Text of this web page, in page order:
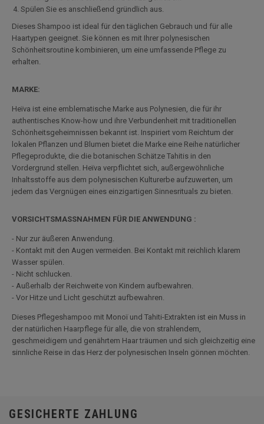
Spülen Sie es anschließend gründlich aus.
Dieses Shampoo ist ideal für den täglichen Gebrauch und für alle
Haartypen geeignet. Sie können es mit Ihrer polynesischen
Schönheitsroutine kombinieren, um eine umfassende Pflege zu
erhalten.
MARKE:
Heïva ist eine emblematische Marke aus Polynesien, die für ihr
authentisches Know-how und ihre Verbundenheit mit traditionellen
Schönheitsgeheimnissen bekannt ist. Inspiriert vom Reichtum der
lokalen Pflanzen und Blumen bietet die Marke eine Reihe natürlicher
Pflegeprodukte, die die botanischen Schätze Tahitis in den
Vordergrund stellen. Heïva verpflichtet sich, außergewöhnliche
Inhaltsstoffe aus dem polynesischen Kulturerbe aufzuwerten, um
jedem das Vergnügen eines einzigartigen Sinnesrituals zu bieten.
VORSICHTSMASSNAHMEN FÜR DIE ANWENDUNG :
- Nur zur äußeren Anwendung.
- Kontakt mit den Augen vermeiden. Bei Kontakt mit reichlich klarem
Wasser spülen.
- Nicht schlucken.
- Außerhalb der Reichweite von Kindern aufbewahren.
- Vor Hitze und Licht geschützt aufbewahren.
Dieses Pflegeshampoo mit Monoï und Tahiti-Extrakten ist ein Muss in
der natürlichen Haarpflege für alle, die von strahlendem,
geschmeidigem und genährtem Haar träumen und sich gleichzeitig eine
sinnliche Reise in das Herz der polynesischen Inseln gönnen möchten.
GESICHERTE ZAHLUNG